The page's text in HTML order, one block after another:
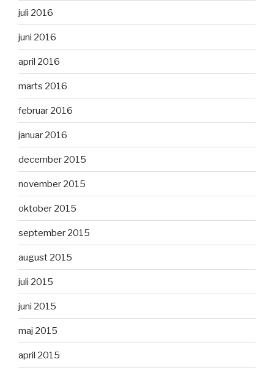
juli 2016
juni 2016
april 2016
marts 2016
februar 2016
januar 2016
december 2015
november 2015
oktober 2015
september 2015
august 2015
juli 2015
juni 2015
maj 2015
april 2015